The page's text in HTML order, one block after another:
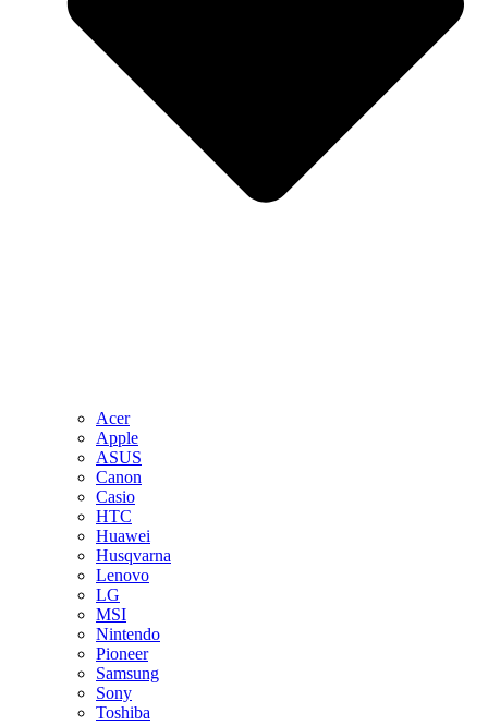
Acer
Apple
ASUS
Canon
Casio
HTC
Huawei
Husqvarna
Lenovo
LG
MSI
Nintendo
Pioneer
Samsung
Sony
Toshiba